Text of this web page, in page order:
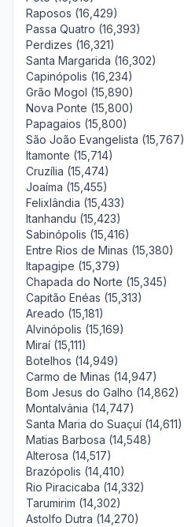
Raposos (16,429)
Passa Quatro (16,393)
Perdizes (16,321)
Santa Margarida (16,302)
Capinópolis (16,234)
Grão Mogol (15,890)
Nova Ponte (15,800)
Papagaios (15,800)
São João Evangelista (15,767)
Itamonte (15,714)
Cruzília (15,474)
Joaíma (15,455)
Felixlândia (15,433)
Itanhandu (15,423)
Sabinópolis (15,416)
Entre Rios de Minas (15,380)
Itapagipe (15,379)
Chapada do Norte (15,345)
Capitão Enéas (15,313)
Areado (15,181)
Alvinópolis (15,169)
Miraí (15,111)
Botelhos (14,949)
Carmo de Minas (14,947)
Bom Jesus do Galho (14,862)
Montalvânia (14,747)
Santa Maria do Suaçuí (14,611)
Matias Barbosa (14,548)
Alterosa (14,517)
Brazópolis (14,410)
Rio Piracicaba (14,332)
Tarumirim (14,302)
Astolfo Dutra (14,270)